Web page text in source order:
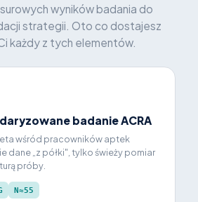
wyników badania do
strategii. Oto co dostajesz
każdy z tych elementów.
badanie ACRA
wśród pracowników aptek
dane „z półki", tylko świeży pomiar
próby.
N≈55